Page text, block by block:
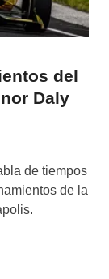
del
Daly
de tiempos
de la